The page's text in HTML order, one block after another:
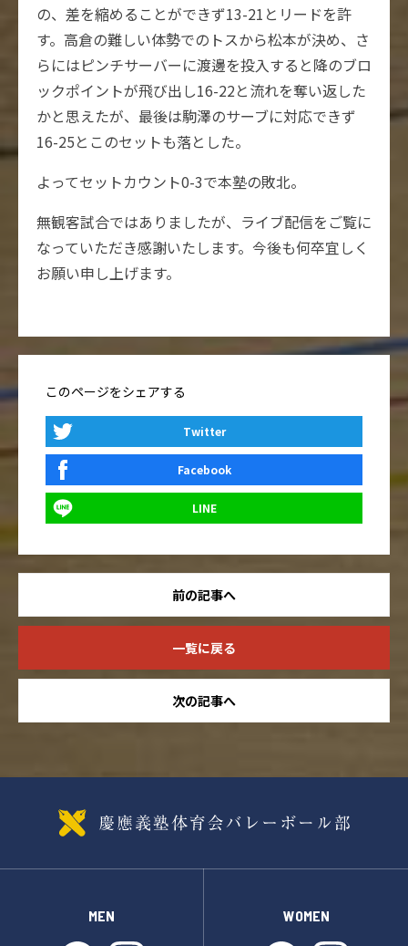
の、差を縮めることができず13-21とリードを許
す。高倉の難しい体勢でのトスから松本が決め、さ
らにはピンチサーバーに渡邊を投入すると降のブロ
ックポイントが飛び出し16-22と流れを奪い返した
かと思えたが、最後は駒澤のサーブに対応できず
16-25とこのセットも落とした。
よってセットカウント0-3で本塾の敗北。
無観客試合ではありましたが、ライブ配信をご覧に
なっていただき感謝いたします。今後も何卒宜しく
お願い申し上げます。
このページをシェアする
Twitter
Facebook
LINE
前の記事へ
一覧に戻る
次の記事へ
MEN WOMEN